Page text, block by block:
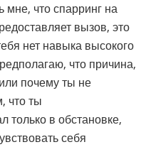
мне, что спарринг на
вызов, это
нет навыка высокого
что причина,
почему ты не
что ты
только в обстановке,
себя